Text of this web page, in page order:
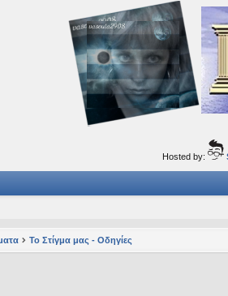
και όμορφα ταξίδια του νού...
Hosted by:
Το Στίγμα μας - Οδηγίες